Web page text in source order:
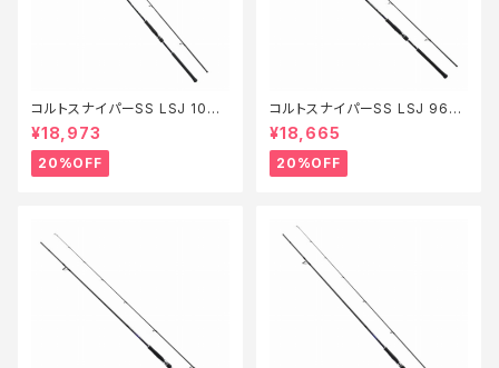
コルトスナイパーSS LSJ 100L
【特価ロッド】【20】
¥18,973
20%OFF
コルトスナイパーSS LSJ 96L
【特価ロッド】【20】
¥18,665
20%OFF